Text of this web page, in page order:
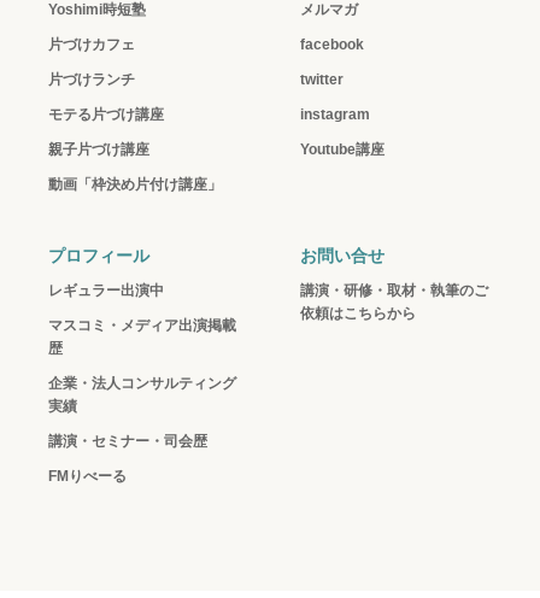
Yoshimi時短塾
片づけカフェ
片づけランチ
モテる片づけ講座
親子片づけ講座
動画「枠決め片付け講座」
メルマガ
facebook
twitter
instagram
Youtube講座
プロフィール
レギュラー出演中
マスコミ・メディア出演掲載
歴
企業・法人コンサルティング
実績
講演・セミナー・司会歴
FMりべーる
お問い合せ
講演・研修・取材・執筆のご
依頼はこちらから